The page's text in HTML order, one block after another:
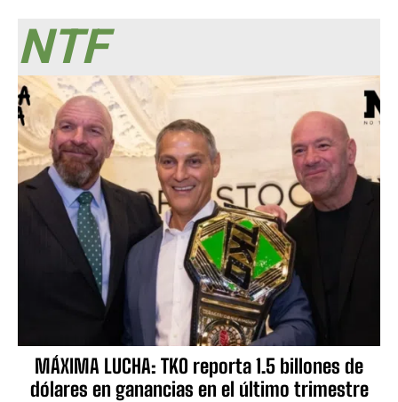
NTF
MÁXIMA LUCHA: TKO reporta 1.5 billones de
dólares en ganancias en el último trimestre